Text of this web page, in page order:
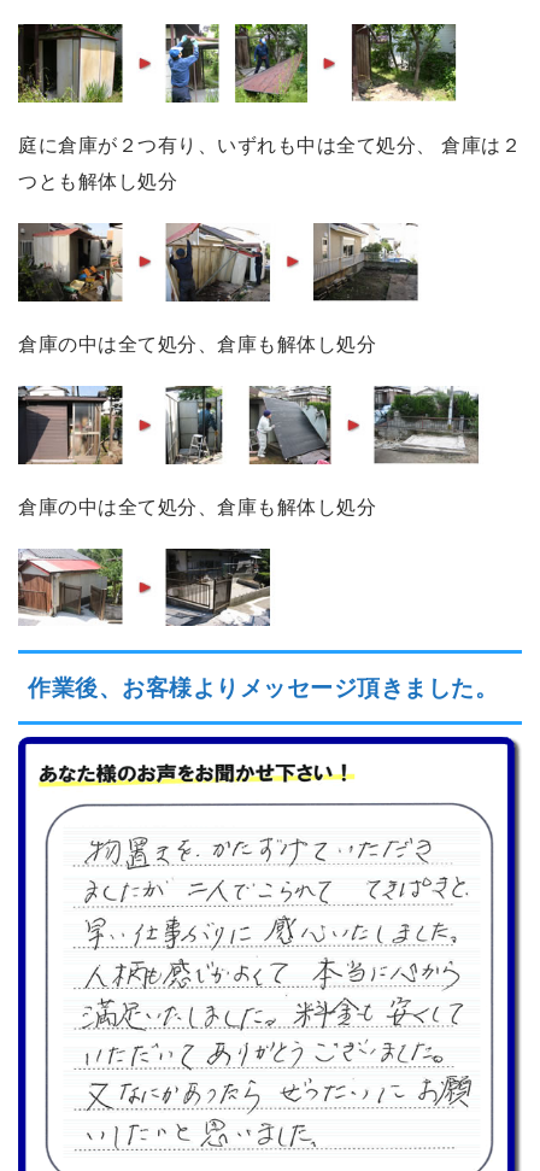
庭に倉庫が２つ有り、いずれも中は全て処分、 倉庫は２
つとも解体し処分
倉庫の中は全て処分、倉庫も解体し処分
倉庫の中は全て処分、倉庫も解体し処分
作業後、お客様よりメッセージ頂きました。